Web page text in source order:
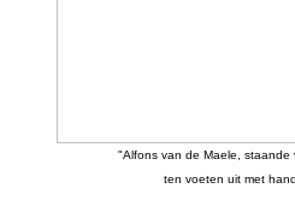
"Alfons van de Maele, staande
ten voeten uit met